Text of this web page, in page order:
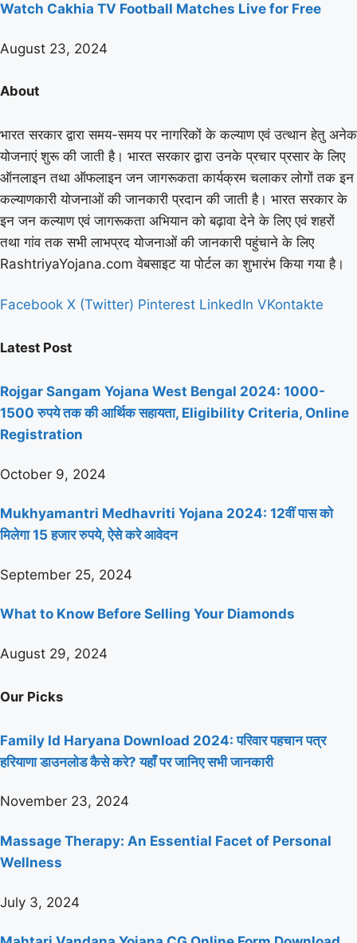
Watch Cakhia TV Football Matches Live for Free
August 23, 2024
About
भारत सरकार द्वारा समय-समय पर नागरिकों के कल्याण एवं उत्थान हेतु अनेक
योजनाएं शुरू की जाती है। भारत सरकार द्वारा उनके प्रचार प्रसार के लिए
ऑनलाइन तथा ऑफलाइन जन जागरूकता कार्यक्रम चलाकर लोगों तक इन
कल्याणकारी योजनाओं की जानकारी प्रदान की जाती है। भारत सरकार के
इन जन कल्याण एवं जागरूकता अभियान को बढ़ावा देने के लिए एवं शहरों
तथा गांव तक सभी लाभप्रद योजनाओं की जानकारी पहुंचाने के लिए
RashtriyaYojana.com वेबसाइट या पोर्टल का शुभारंभ किया गया है।
Facebook X (Twitter) Pinterest LinkedIn VKontakte
Latest Post
Rojgar Sangam Yojana West Bengal 2024: 1000-
1500 रुपये तक की आर्थिक सहायता, Eligibility Criteria, Online
Registration
October 9, 2024
Mukhyamantri Medhavriti Yojana 2024: 12वीं पास को
मिलेगा 15 हजार रुपये, ऐसे करे आवेदन
September 25, 2024
What to Know Before Selling Your Diamonds
August 29, 2024
Our Picks
Family Id Haryana Download 2024: परिवार पहचान पत्र
हरियाणा डाउनलोड कैसे करे? यहाँ पर जानिए सभी जानकारी
November 23, 2024
Massage Therapy: An Essential Facet of Personal
Wellness
July 3, 2024